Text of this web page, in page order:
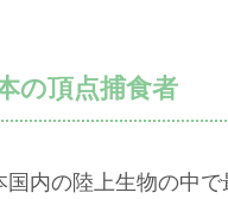
の頂点捕食者
国内の陸上生物の中